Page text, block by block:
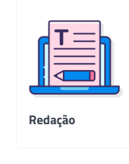
Redação